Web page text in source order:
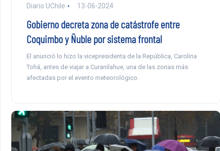
Diario UChile 13-06-2024
Gobierno decreta zona de catástrofe entre
Coquimbo y Ñuble por sistema frontal
El anunció lo hizo la vicepresidenta de la República, Carolina
Tohá, antes de viajar a Curanilahue, una de las zonas más
afectadas por el evento meteorológico.